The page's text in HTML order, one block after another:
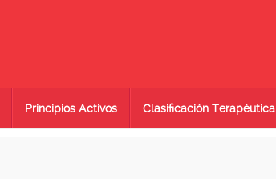
Principios Activos Clasificación Terapéutica